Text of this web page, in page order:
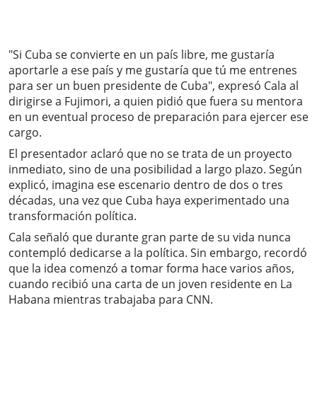
"Si Cuba se convierte en un país libre, me gustaría
aportarle a ese país y me gustaría que tú me entrenes
para ser un buen presidente de Cuba", expresó Cala al
dirigirse a Fujimori, a quien pidió que fuera su mentora
en un eventual proceso de preparación para ejercer ese
cargo.
El presentador aclaró que no se trata de un proyecto
inmediato, sino de una posibilidad a largo plazo. Según
explicó, imagina ese escenario dentro de dos o tres
décadas, una vez que Cuba haya experimentado una
transformación política.
Cala señaló que durante gran parte de su vida nunca
contempló dedicarse a la política. Sin embargo, recordó
que la idea comenzó a tomar forma hace varios años,
cuando recibió una carta de un joven residente en La
Habana mientras trabajaba para CNN.